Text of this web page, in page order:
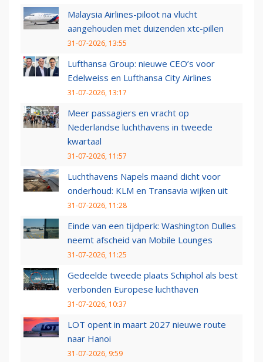
Malaysia Airlines-piloot na vlucht
aangehouden met duizenden xtc-pillen
31-07-2026, 13:55
Lufthansa Group: nieuwe CEO’s voor
Edelweiss en Lufthansa City Airlines
31-07-2026, 13:17
Meer passagiers en vracht op
Nederlandse luchthavens in tweede
kwartaal
31-07-2026, 11:57
Luchthavens Napels maand dicht voor
onderhoud: KLM en Transavia wijken uit
31-07-2026, 11:28
Einde van een tijdperk: Washington Dulles
neemt afscheid van Mobile Lounges
31-07-2026, 11:25
Gedeelde tweede plaats Schiphol als best
verbonden Europese luchthaven
31-07-2026, 10:37
LOT opent in maart 2027 nieuwe route
naar Hanoi
31-07-2026, 9:59